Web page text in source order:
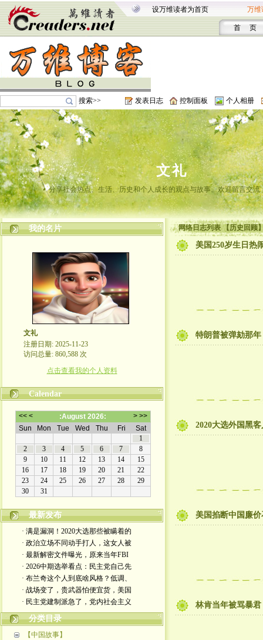
设万维读者为首页 万维
首 页
搜索>> 发表日志 控制面板 个人相册
文礼
分享社会热点、生活、历史和个人成长的观点与故事。欢迎留言交流
我的名片
文礼
注册日期: 2025-11-23
访问总量: 860,588 次
点击查看我的个人资料
Calendar
最新发布
· 满是漏洞！2020大选那些被瞒着的
· 政治立场不同动手打人，这女人被
· 最新解密文件曝光，原来当年FBI
· 2026中期选举看点：民主党自己先
· 布兰奇这个人到底啥风格？低调、
· 战场变了，贵武器怕便宜货，美国
· 民主党建制派急了，党内社会主义
分类目录
【中国故事】
网络日志列表 【历史回顾
美国250岁生日热
特朗普被弹劾那
2020大选外国黑
美国掐断中国廉
林肯当年被骂暴